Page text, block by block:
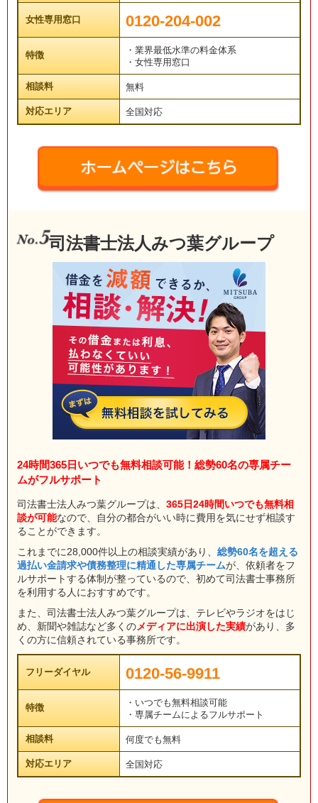
女性専用窓口 0120-204-002
特徴
・業界最低水準の料金体系
・女性専用窓口
相談料 無料
対応エリア 全国対応
司法書士法人みつ葉グループ
24時間365日いつでも無料相談可能！総勢60名の専属チー
ムがフルサポート
司法書士法人みつ葉グループは、 365日24時間いつでも無料相
談が可能なので、自分の都合がいい時に費用を気にせず相談す
ることができます。
これまでに28,000件以上の相談実績があり、 総勢60名を超える
過払い金請求や債務整理に精通した専属チームが、依頼者をフ
ルサポートする体制が整っているので、初めて司法書士事務所
を利用する人におすすめです。
また、司法書士法人みつ葉グループは、テレビやラジオをはじ
め、新聞や雑誌など多くのメディアに出演した実績があり、多
くの方に信頼されている事務所です。
フリーダイヤル 0120-56-9911
特徴
・いつでも無料相談可能
・専属チームによるフルサポート
相談料 何度でも無料
対応エリア 全国対応